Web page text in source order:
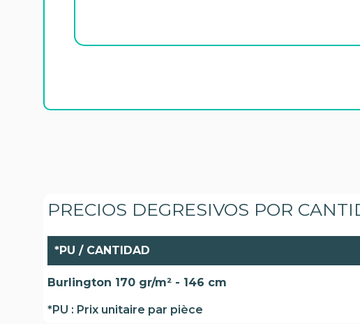
PRECIOS DEGRESIVOS POR
*PU / CANTIDAD
Burlington 170 gr/m² - 146 cm
*PU : Prix unitaire par pièce